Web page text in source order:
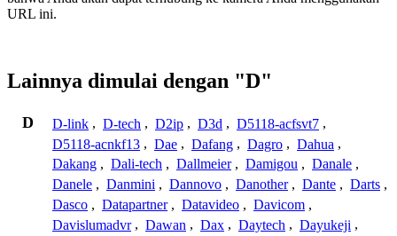
URL ini.
Lainnya dimulai dengan "D"
D D-link , D-tech , D2ip , D3d , D5118-acfsvt7 ,
D5118-acnkf13 , Dae , Dafang , Dagro , Dahua ,
Dakang , Dali-tech , Dallmeier , Damigou , Danale ,
Danele , Danmini , Dannovo , Danother , Dante , Darts ,
Dasco , Datapartner , Datavideo , Davicom ,
Davislumadvr , Dawan , Dax , Daytech , Dayukeji ,